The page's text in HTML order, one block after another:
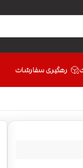
رهگیری سفارشات